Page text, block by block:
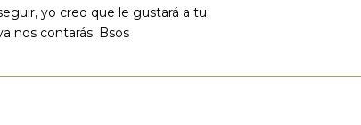
yo creo que le gustará a tu
nos contarás. Bsos